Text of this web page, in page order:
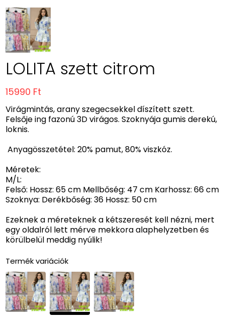
LOLITA szett citrom
15990 Ft
Virágmintás, arany szegecsekkel díszített szett.
Felsője ing fazonú 3D virágos. Szoknyája gumis derekú,
loknis.
Anyagösszetétel: 20% pamut, 80% viszkóz.
Méretek:
M/L:
Felső: Hossz: 65 cm Mellbőség: 47 cm Karhossz: 66 cm
Szoknya: Derékbőség: 36 Hossz: 50 cm
Ezeknek a méreteknek a kétszeresét kell nézni, mert
egy oldalról lett mérve mekkora alaphelyzetben és
körülbelül meddig nyúlik!
Termék variációk